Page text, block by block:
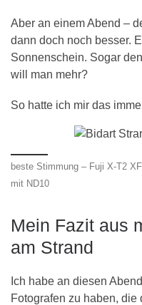
Aber an einem Abend –
dann doch noch besser.
Sonnenschein. Sogar
will man mehr?
So hatte ich mir das
beste Stimmung – Fuji X-T2
mit ND10
Mein Fazit aus
am Strand
Ich habe an diesen
Fotografen zu haben, die